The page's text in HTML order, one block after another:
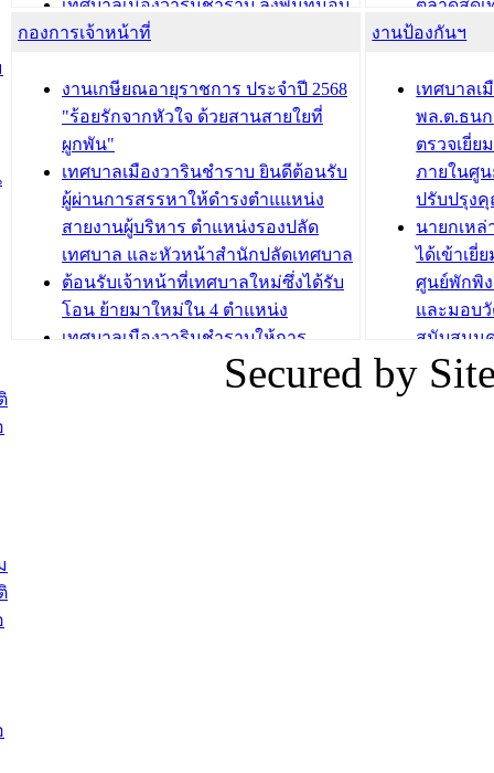
เทศบาลเมืองวารินชำราบ ลงพื้นที่มอบ
น้ำดื่มแก่ผู้พักอาศัย ณ ศูนย์พักพิง
กองสวัสดิการสังคม เทศบาลเมือง
วารินชำราบ จัดโครงการอบรมอาชีพ
ระยะสั้น ประจำปี 2568 (หลักสูตรการ
ถักทอผลิตภัณฑ์จากถุงพลาสติก)
บทความ อื่นๆ ...
ตลาดสดเ
วารินชำร
ถนนแก่เ
เด็กเล็ก
เทศบาลเ
ปรึกษาห
วัยของอ
บทความ อื่นๆ ...
กองการเจ้าหน้าที่
งานเกษียณอายุราชการ ประจำปี 2568
"ร้อยรักจากหัวใจ ด้วยสานสายใยที่
ผูกพัน"
เทศบาลเมืองวารินชำราบ ยินดีต้อนรับ
ผู้ผ่านการสรรหาให้ดำรงตำแแหน่ง
สายงานผู้บริหาร ตำแหน่งรองปลัด
เทศบาล และหัวหน้าสำนักปลัดเทศบาล
ต้อนรับเจ้าหน้าที่เทศบาลใหม่ซึ่งได้รับ
โอน ย้ายมาใหม่ใน 4 ตำแหน่ง
เทศบาลเมืองวารินชำราบให้การ
ต้อนรับพนักงานเทศบาลผู้ผ่านการ
สรรหาให้ดำรงตำแหน่งสายงานผู้
งานป้องกันฯ
เทศบาลเ
พล.ต.ธน
ตรวจเยี่ย
ภายในศู
ปรับปรุง
นายกเห
ได้เข้าเยี่
ศูนย์พักพิ
และมอบ
สนับสนุน
ภัยน้ำท่วม
ภาพบรร
Secured by